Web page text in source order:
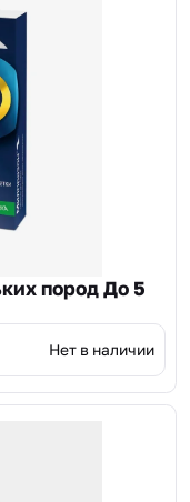
пород До 5
Нет в наличии